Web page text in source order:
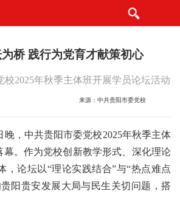
为桥 践行为党育才献策初心
2025年秋季主体班开展学员论坛活动
来源：中共贵阳市委党校
晚，中共贵阳市委党校2025年秋季主体
幕。作为党校创新教学形式、深化理论
，论坛以“理论实践结合”与“热点难点
阳贵安发展大局与民生关切问题，搭